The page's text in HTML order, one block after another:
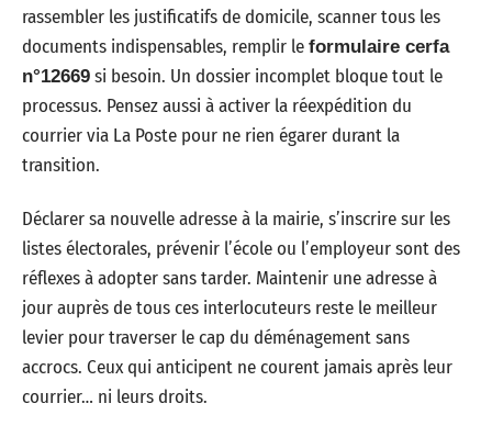
rassembler les justificatifs de domicile, scanner tous les
documents indispensables, remplir le formulaire cerfa
n°12669 si besoin. Un dossier incomplet bloque tout le
processus. Pensez aussi à activer la réexpédition du
courrier via La Poste pour ne rien égarer durant la
transition.
Déclarer sa nouvelle adresse à la mairie, s’inscrire sur les
listes électorales, prévenir l’école ou l’employeur sont des
réflexes à adopter sans tarder. Maintenir une adresse à
jour auprès de tous ces interlocuteurs reste le meilleur
levier pour traverser le cap du déménagement sans
accrocs. Ceux qui anticipent ne courent jamais après leur
courrier… ni leurs droits.